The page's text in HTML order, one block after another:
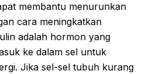
membantu menurunkan
cara meningkatkan
adalah hormon yang
ke dalam sel untuk
Jika sel-sel tubuh kurang